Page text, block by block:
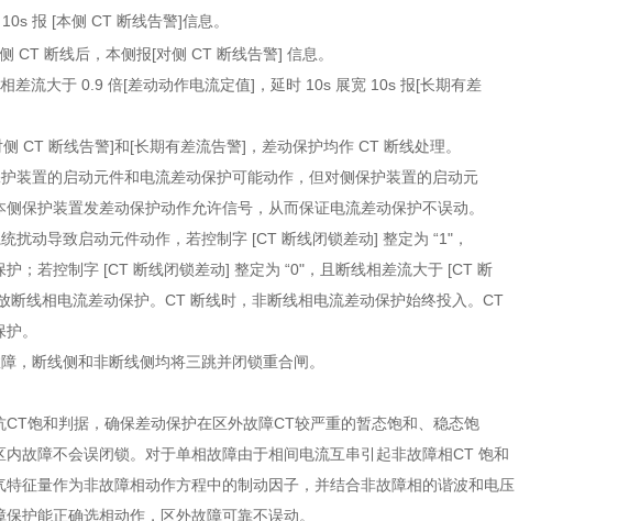
10s 报 [本侧 CT 断线告警]信息。
CT 断线后，本侧报[对侧 CT 断线告警] 信息。
相差流大于 0.9 倍[差动动作电流定值] ，延时 10s 展宽 10s 报[长期有差
CT 断线告警]和[长期有差流告警] ，差动保护均作 CT 断线处理。
装置的启动元件和电流差动保护可能动作，但对侧保护装置的启动元
保护装置发差动保护动作允许信号，从而保证电流差动保护不误动。
扰动导致启动元件动作，若控制字 [CT 断线闭锁差动] 整定为 “1" ，
护；若控制字 [CT 断线闭锁差动] 整定为 “0" ，且断线相差流大于 [CT 断
断线相电流差动保护。 CT 断线时，非断线相电流差动保护始终投入。 CT
。
，断线侧和非断线侧均将三跳并闭锁重合闸。
CT饱和判据，确保差动保护在区外故障CT较严重的暂态饱和、稳态饱
故障不会误闭锁。对于单相故障由于相间电流互串引起非故障相CT 饱和
特征量作为非故障相动作方程中的制动因子，并结合非故障相的谐波和电压
护能正确选相动作，区外故障可靠不误动。